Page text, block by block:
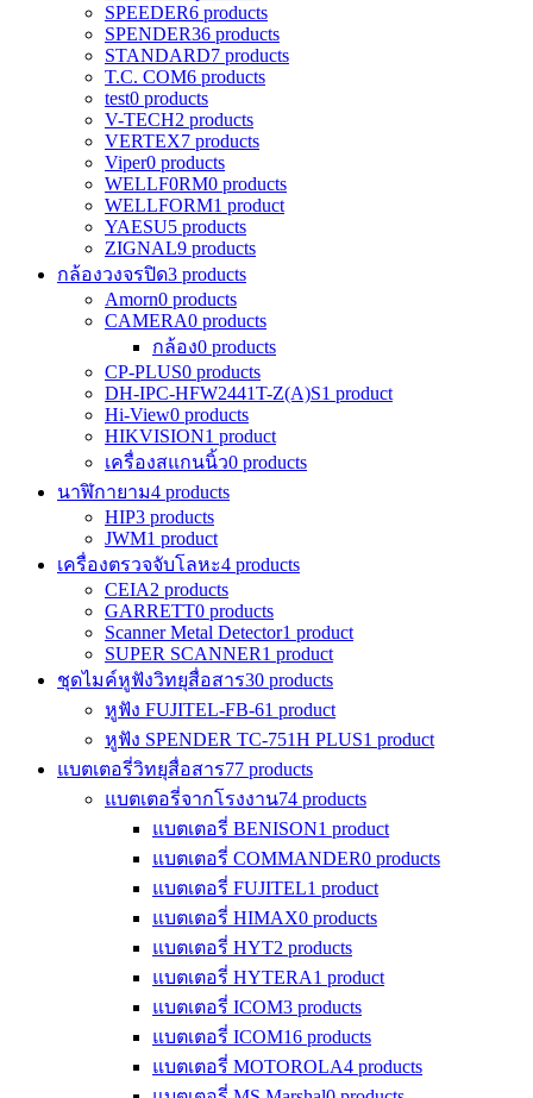
SPEEDER6 products
SPENDER36 products
STANDARD7 products
T.C. COM6 products
test0 products
V-TECH2 products
VERTEX7 products
Viper0 products
WELLF0RM0 products
WELLFORM1 product
YAESU5 products
ZIGNAL9 products
กล้องวงจรปิด3 products
Amorn0 products
CAMERA0 products
กล้อง0 products
CP-PLUS0 products
DH-IPC-HFW2441T-Z(A)S1 product
Hi-View0 products
HIKVISION1 product
เครื่องสแกนนิ้ว0 products
นาฬิกายาม4 products
HIP3 products
JWM1 product
เครื่องตรวจจับโลหะ4 products
CEIA2 products
GARRETT0 products
Scanner Metal Detector1 product
SUPER SCANNER1 product
ชุดไมค์หูฟังวิทยุสื่อสาร30 products
หูฟัง FUJITEL-FB-61 product
หูฟัง SPENDER TC-751H PLUS1 product
แบตเตอรี่วิทยุสื่อสาร77 products
แบตเตอรี่จากโรงงาน74 products
แบตเตอรี่ BENISON1 product
แบตเตอรี่ COMMANDER0 products
แบตเตอรี่ FUJITEL1 product
แบตเตอรี่ HIMAX0 products
แบตเตอรี่ HYT2 products
แบตเตอรี่ HYTERA1 product
แบตเตอรี่ ICOM3 products
แบตเตอรี่ ICOM16 products
แบตเตอรี่ MOTOROLA4 products